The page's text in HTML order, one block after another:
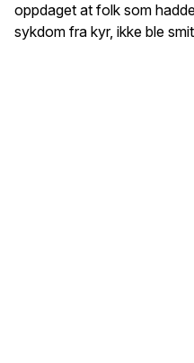
oppdaget at folk som
sykdom fra kyr, ikke ble